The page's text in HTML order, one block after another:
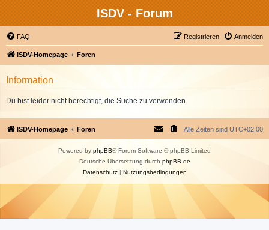
ISDV - Forum
FAQ Anmelden
Registrieren
ISDV-Homepage Foren
Information
Du bist leider nicht berechtigt, die Suche zu verwenden.
ISDV-Homepage Foren Alle Zeiten sind UTC+02:00
Powered by phpBB® Forum Software © phpBB Limited
Deutsche Übersetzung durch phpBB.de
Datenschutz| Nutzungsbedingungen